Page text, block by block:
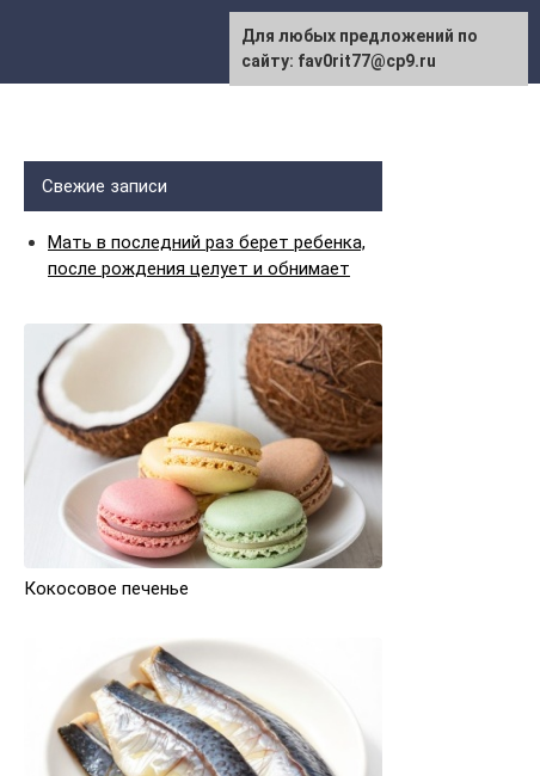
Свежие записи
Мать в последний раз берет ребенка,
после рождения целует и обнимает
Кокосовое печенье
Для любых предложений по
сайту: fav0rit77@cp9.ru